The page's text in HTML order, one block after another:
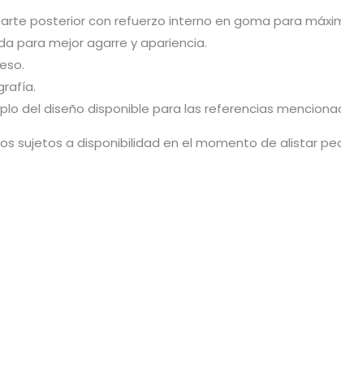
posterior con refuerzo interno en goma para
para mejor agarre y apariencia.
del diseño disponible para las referencias
sujetos a disponibilidad en el momento de alistar